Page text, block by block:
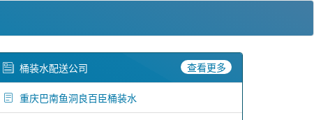
桶装水配送公司 查看更多
重庆巴南鱼洞良百臣桶装水